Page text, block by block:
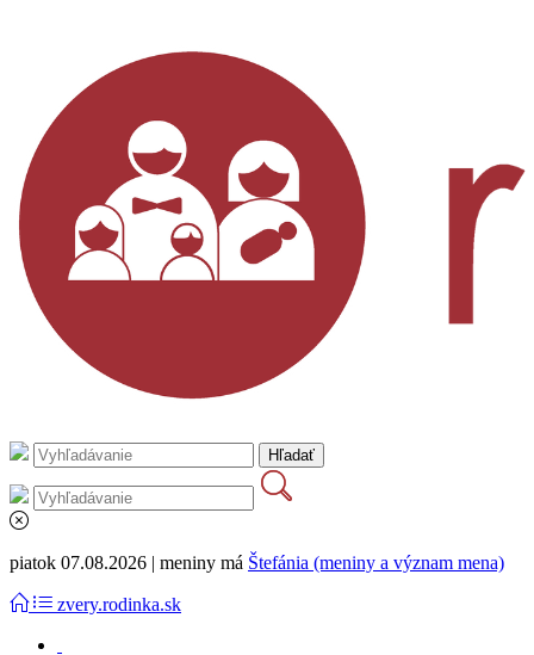
piatok 07.08.2026 | meniny má Štefánia (meniny a význam mena)
zvery.rodinka.sk